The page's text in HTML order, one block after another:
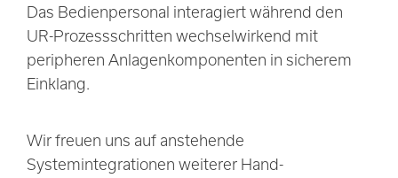
Kontakt
Downloads
Das Bedienpersonal interagiert während den
UR-Prozessschritten wechselwirkend mit
peripheren Anlagenkomponenten in sicherem
Einklang.
Wir freuen uns auf anstehende
Systemintegrationen weiterer Hand-